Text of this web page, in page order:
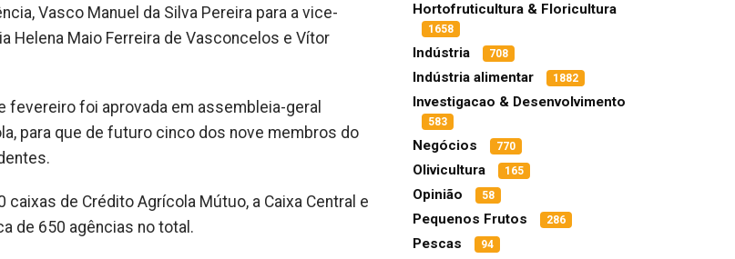
Vasco Manuel da Silva Pereira para a vice-
Helena Maio Ferreira de Vasconcelos e Vítor
fevereiro foi aprovada em assembleia-geral
para que de futuro cinco dos nove membros do
de Crédito Agrícola Mútuo, a Caixa Central e
de 650 agências no total.
Hortofruticultura & Floricultura
1658
Indústria 708
Indústria alimentar 1882
Investigacao & Desenvolvimento
583
Negócios 770
Olivicultura 165
Opinião 58
Pequenos Frutos 286
Pescas 94